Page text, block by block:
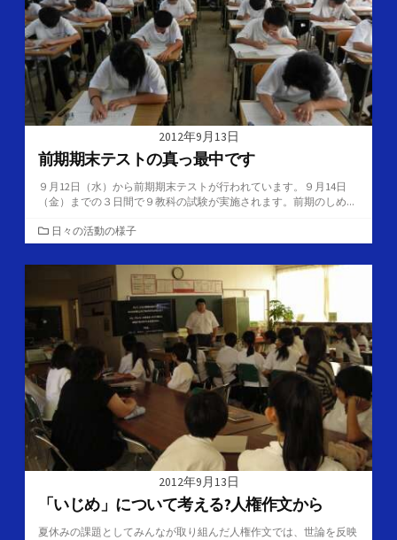
2012年9月13日
前期期末テストの真っ最中です
９月12日（水）から前期期末テストが行われています。９月14日
（金）までの３日間で９教科の試験が実施されます。前期のしめ...
カ
テ
ゴ
日々の活動の様子
2012年9月13日
「いじめ」について考える?人権作文から
夏休みの課題としてみんなが取り組んだ人権作文では、世論を反映